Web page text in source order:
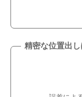
精密な位置出